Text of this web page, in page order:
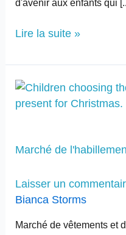
d'avenir aux enfants qui
Lire la suite »
Marché de
Laisser un
Bianca Storms
Marché de vêtements et
Marché
de
des
Noël
2023